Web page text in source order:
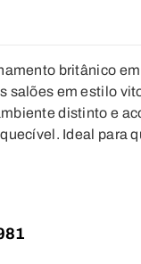
britânico
salões em estilo
distinto e
Ideal para